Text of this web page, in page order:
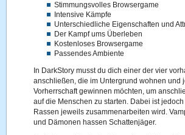
Stimmungsvolles Browsergame
Intensive Kämpfe
Unterschiedliche Eigenschaften und
Der Kampf ums Überleben
Kostenloses Browsergame
Passendes Ambiente
In DarkStory musst du dich einer der vier
anschließen, die im Untergrund wohnen und
Vorherrschaft gewinnen möchten, um
auf die Menschen zu starten. Dabei ist
Rassen jeweils zusammenarbeiten wird.
und Dämonen hassen Schattenjäger.